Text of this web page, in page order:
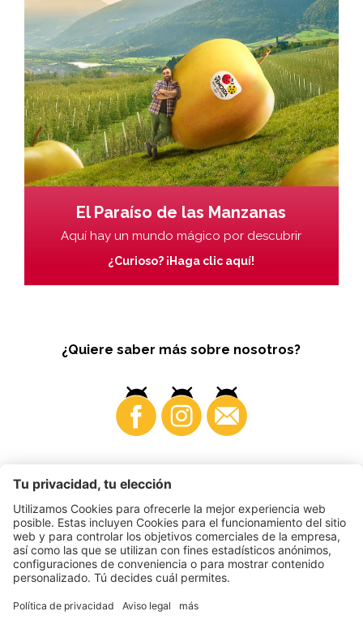
El Paraíso de las Manzanas
Aquí hay un mundo mágico por descubrir
¿Curioso? ¡Haga clic aquí!
¿Quiere saber más sobre nosotros?
Business
© 2026 VI.P coop. soc. agricola